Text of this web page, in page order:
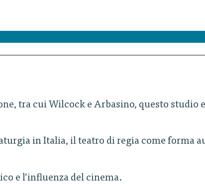
tra cui Wilcock e Arbasino, questo
in Italia, il teatro di regia come forma
e l’influenza del cinema.